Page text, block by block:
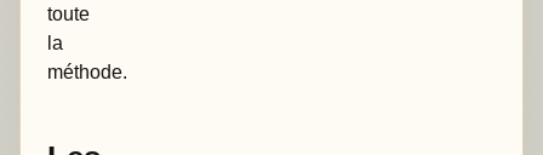
toute
la
méthode.